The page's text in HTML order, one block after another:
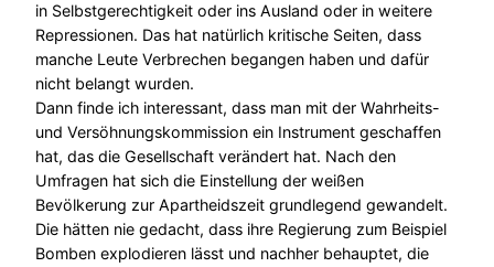
in Selbstgerechtigkeit oder ins Ausland oder in weitere
Repressionen. Das hat natürlich kritische Seiten, dass
manche Leute Verbrechen begangen haben und dafür
nicht belangt wurden.
Dann finde ich interessant, dass man mit der Wahrheits-
und Versöhnungskommission ein Instrument geschaffen
hat, das die Gesellschaft verändert hat. Nach den
Umfragen hat sich die Einstellung der weißen
Bevölkerung zur Apartheidszeit grundlegend gewandelt.
Die hätten nie gedacht, dass ihre Regierung zum Beispiel
Bomben explodieren lässt und nachher behauptet, die